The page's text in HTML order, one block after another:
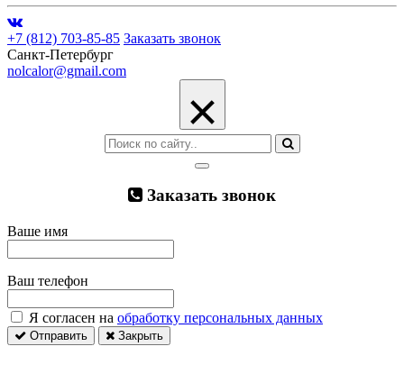
+7 (812) 703-85-85 Заказать звонок
Санкт-Петербург
nolcalor@gmail.com
×
Заказать звонок
Ваше имя
Ваш телефон
Я согласен на обработку персональных данных
Отправить Закрыть